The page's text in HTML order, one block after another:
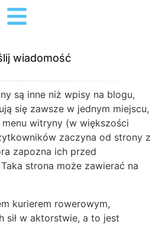
wiadomość
są inne niż wpisy na blogu,
się zawsze w jednym miejscu,
witryny (w większości
zaczyna od strony z
zapozna ich przed
strona może zawierać na
kurierem rowerowym,
sił w aktorstwie, a to jest